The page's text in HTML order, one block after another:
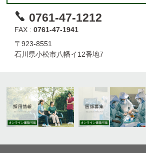
フロアのご案内
0761-47-1212
FAX :0761-47-1941
〒923-8551
石川県小松市八幡イ12番地7